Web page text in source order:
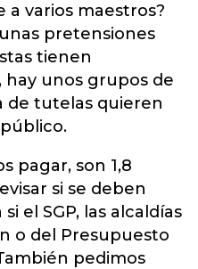
a varios maestros?
pretensiones
tienen
hay unos grupos de
de tutelas quieren
pagar, son 1,8
si se deben
el SGP, las alcaldías
o del Presupuesto
pedimos